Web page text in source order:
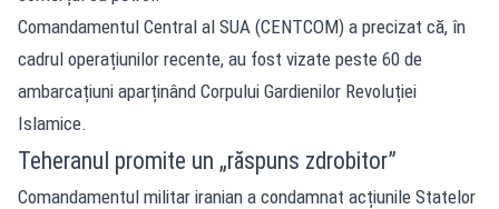
Comandamentul Central al SUA (CENTCOM) a precizat că, în
cadrul operațiunilor recente, au fost vizate peste 60 de
ambarcațiuni aparținând Corpului Gardienilor Revoluției
Islamice.
Teheranul promite un „răspuns zdrobitor”
Comandamentul militar iranian a condamnat acțiunile Statelor